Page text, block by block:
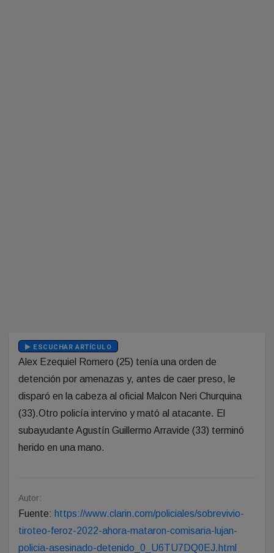
ESCUCHAR ARTÍCULO
Alex Ezequiel Romero (25) tenía una orden de
detención por amenazas y, antes de caer preso, le
disparó en la cabeza al oficial Malcon Neri Churquina
(33).Otro policía intervino y mató al atacante. El
subayudante Agustín Guillermo Arravide (33) terminó
herido en una mano.
Autor:
Fuente: https://www.clarin.com/policiales/sobrevivio-
tiroteo-feroz-2022-ahora-mataron-comisaria-lujan-
policia-asesinado-detenido_0_U6TU7DQ0EJ.html